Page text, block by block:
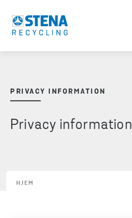
PRIVACY INFORMATION
Privacy information
HJEM